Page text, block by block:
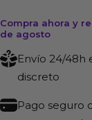
Compra ahora y
de agosto
Envío 24/48h
discreto
Pago seguro